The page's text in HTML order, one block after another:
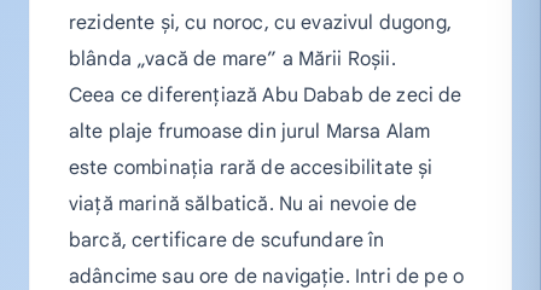
rezidente și, cu noroc, cu evazivul dugong,
blânda „vacă de mare” a Mării Roșii.
Ceea ce diferențiază Abu Dabab de zeci de
alte plaje frumoase din jurul Marsa Alam
este combinația rară de accesibilitate și
viață marină sălbatică. Nu ai nevoie de
barcă, certificare de scufundare în
adâncime sau ore de navigație. Intri de pe o